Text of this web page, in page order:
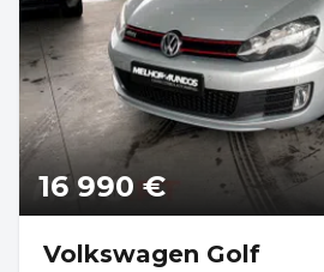
16 990 €
Volkswagen Golf